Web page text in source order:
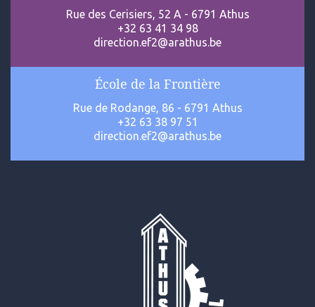
Rue des Cerisiers, 52 A - 6791 Athus
+32 63 41 34 98
direction.ef2@arathus.be
École de la Frontière
Rue de Rodange, 86 - 6791 Athus
+32 63 38 97 51
direction.ef2@arathus.be